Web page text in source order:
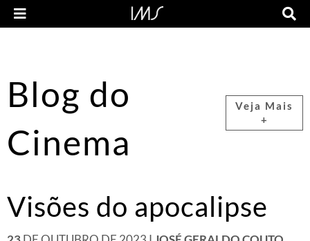
Blog do
Cinema
Veja Mais
+
Visões do apocalipse